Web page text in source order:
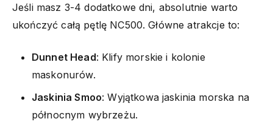
Jeśli masz 3-4 dodatkowe dni, absolutnie warto
ukończyć całą pętlę NC500. Główne atrakcje to:
Dunnet Head: Klify morskie i kolonie
maskonurów.
Jaskinia Smoo: Wyjątkowa jaskinia morska na
północnym wybrzeżu.